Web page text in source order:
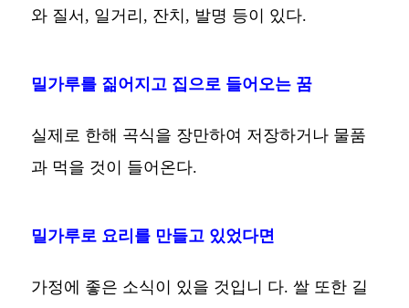
와 질서, 일거리, 잔치, 발명 등이 있다.
밀가루를 짊어지고 집으로 들어오는 꿈
실제로 한해 곡식을 장만하여 저장하거나 물품
과 먹을 것이 들어온다.
밀가루로 요리를 만들고 있었다면
가정에 좋은 소식이 있을 것입니 다. 쌀 또한 길